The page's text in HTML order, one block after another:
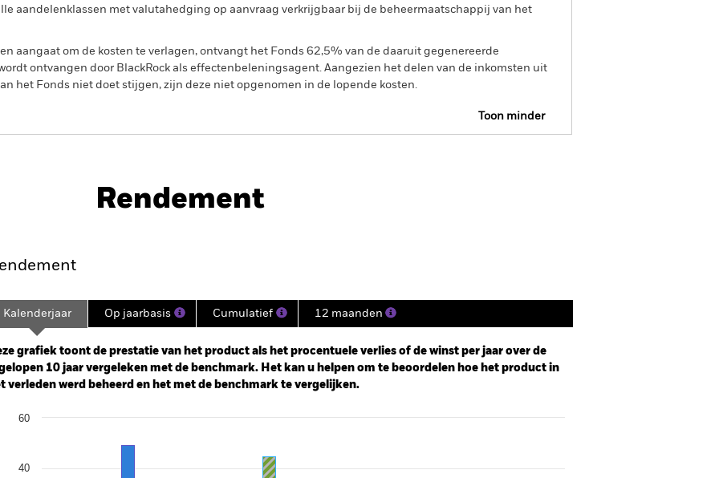
aandelenklassen met valutahedging op aanvraag verkrijgbaar bij de beheermaatschappij van het
aangaat om de kosten te verlagen, ontvangt het Fonds 62,5% van de daaruit gegenereerde
ontvangen door BlackRock als effectenbeleningsagent. Aangezien het delen van de inkomsten uit
het Fonds niet doet stijgen, zijn deze niet opgenomen in de lopende kosten.
Toon minder
Kerngegevens Managers
Rendement
2012-07-01 00:00:00 to 2026-07-31 00:00:00.
0 to 180.
Kalenderjaar Op jaarbasis Cumulatief 12 maanden
grafiek toont de prestatie van het product als het procentuele verlies of de winst per jaar over de
10 jaar vergeleken met de benchmark. Het kan u helpen om te beoordelen hoe het product in
verleden werd beheerd en het met de benchmark te vergelijken.
chart with 2 data series.
40
60